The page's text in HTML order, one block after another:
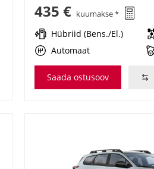
435 € kuumakse *
Hübriid (Bens./El.)
Automaat
Saada ostusoov